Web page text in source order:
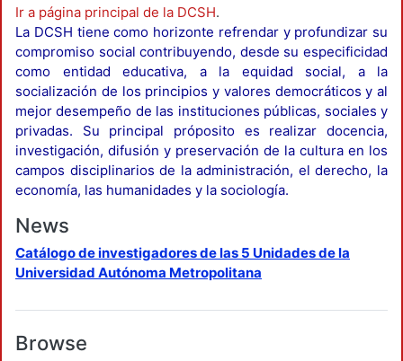
Ir a página principal de la DCSH.
La DCSH tiene como horizonte refrendar y profundizar su
compromiso social contribuyendo, desde su especificidad
como entidad educativa, a la equidad social, a la
socialización de los principios y valores democráticos y al
mejor desempeño de las instituciones públicas, sociales y
privadas. Su principal próposito es realizar docencia,
investigación, difusión y preservación de la cultura en los
campos disciplinarios de la administración, el derecho, la
economía, las humanidades y la sociología.
News
Catálogo de investigadores de las 5 Unidades de la
Universidad Autónoma Metropolitana
Browse